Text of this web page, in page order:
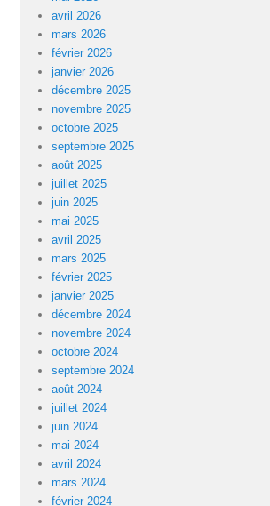
avril 2026
mars 2026
février 2026
janvier 2026
décembre 2025
novembre 2025
octobre 2025
septembre 2025
août 2025
juillet 2025
juin 2025
mai 2025
avril 2025
mars 2025
février 2025
janvier 2025
décembre 2024
novembre 2024
octobre 2024
septembre 2024
août 2024
juillet 2024
juin 2024
mai 2024
avril 2024
mars 2024
février 2024